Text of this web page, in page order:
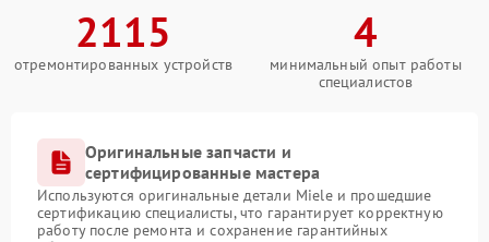
2115
отремонтированных устройств
4
минимальный опыт работы
специалистов
Оригинальные запчасти и
сертифицированные мастера
Используются оригинальные детали Miele и прошедшие
сертификацию специалисты, что гарантирует корректную
работу после ремонта и сохранение гарантийных